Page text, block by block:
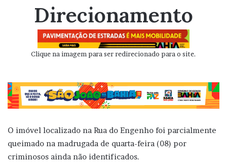
Direcionamento
Clique na imagem para ser redirecionado para o site.
O imóvel localizado na Rua do Engenho foi parcialmente
queimado na madrugada de quarta-feira (08) por
criminosos ainda não identificados.